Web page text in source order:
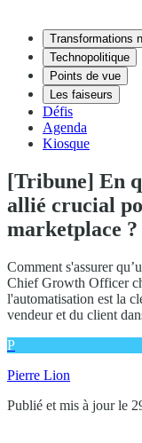
Transformations
Technopolitique
Points de vue
Les faiseurs
Défis
Agenda
Kiosque
[Tribune] En
allié crucial
marketplace ?
Comment s'assurer
Chief Growth Officer
l'automatisation est la
vendeur et du client
P
Pierre Lion
Publié et mis à jour le